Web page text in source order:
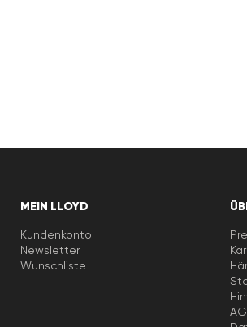
MEIN LLOYD
Kundenkonto
Newsletter
Wunschliste